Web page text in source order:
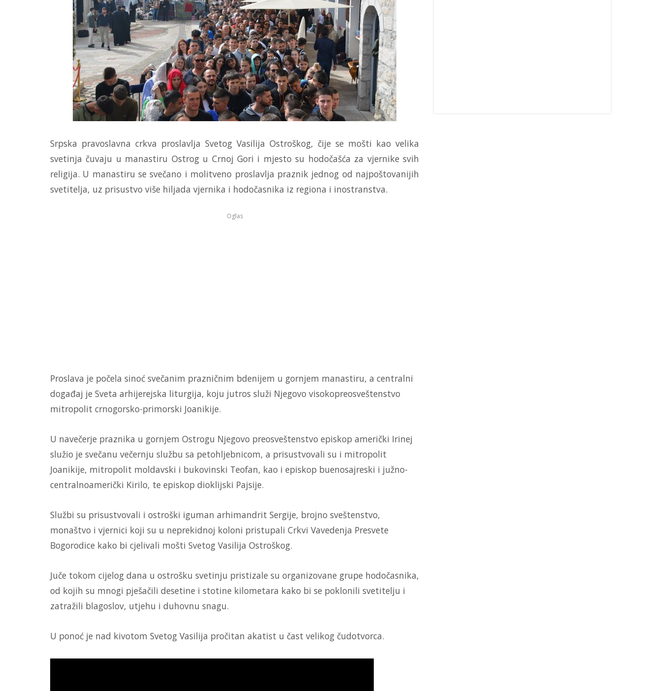
Srpska pravoslavna crkva proslavlja Svetog Vasilija Ostroškog, čije se mošti kao velika
svetinja čuvaju u manastiru Ostrog u Crnoj Gori i mjesto su hodočašća za vjernike svih
religija. U manastiru se svečano i molitveno proslavlja praznik jednog od najpoštovanijih
svetitelja, uz prisustvo više hiljada vjernika i hodočasnika iz regiona i inostranstva.
Oglas
Proslava je počela sinoć svečanim prazničnim bdenijem u gornjem manastiru, a centralni
događaj je Sveta arhijerejska liturgija, koju jutros služi Njegovo visokopreosveštenstvo
mitropolit crnogorsko-primorski Joanikije.
U navečerje praznika u gornjem Ostrogu Njegovo preosveštenstvo episkop američki Irinej
služio je svečanu večernju službu sa petohljebnicom, a prisustvovali su i mitropolit
Joanikije, mitropolit moldavski i bukovinski Teofan, kao i episkop buenosajreski i južno-
centralnoamerički Kirilo, te episkop dioklijski Pajsije.
Službi su prisustvovali i ostroški iguman arhimandrit Sergije, brojno sveštenstvo,
monaštvo i vjernici koji su u neprekidnoj koloni pristupali Crkvi Vavedenja Presvete
Bogorodice kako bi cjelivali mošti Svetog Vasilija Ostroškog.
Juče tokom cijelog dana u ostrošku svetinju pristizale su organizovane grupe hodočasnika,
od kojih su mnogi pješačili desetine i stotine kilometara kako bi se poklonili svetitelju i
zatražili blagoslov, utjehu i duhovnu snagu.
U ponoć je nad kivotom Svetog Vasilija pročitan akatist u čast velikog čudotvorca.